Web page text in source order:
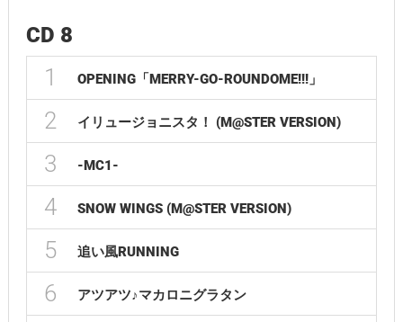
CD 8
1 OPENING「MERRY-GO-ROUNDOME!!!」
2 イリュージョニスタ！ (M@STER VERSION)
3 -MC1-
4 SNOW WINGS (M@STER VERSION)
5 追い風RUNNING
6 アツアツ♪マカロニグラタン